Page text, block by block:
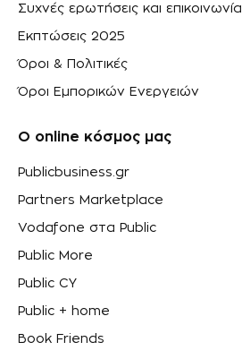
Συχνές ερωτήσεις και επικοινωνία
Εκπτώσεις 2025
Όροι & Πολιτικές
Όροι Εμπορικών Ενεργειών
Ο online κόσμος μας
Publicbusiness.gr
Partners Marketplace
Vodafone στα Public
Public More
Public CY
Public + home
Book Friends